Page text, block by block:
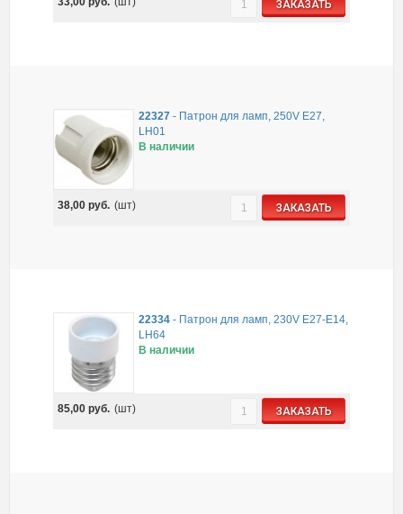
ЗАКАЗАТЬ
22327 - Патрон для ламп, 250V E27,
LH01
В наличии
38,00 руб. (шт) ЗАКАЗАТЬ
22334 - Патрон для ламп, 230V E27-E14,
LH64
В наличии
85,00 руб. (шт) ЗАКАЗАТЬ